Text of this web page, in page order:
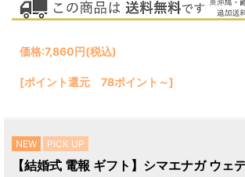
価格:7,860円(税込)
[ポイント還元 78ポイント～]
NEW PICK UP
【結婚式 電報 ギフト】シマエナガ ウェ